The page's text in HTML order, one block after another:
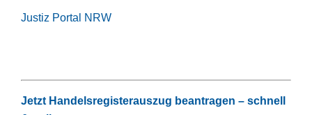
Justiz Portal NRW
Jetzt Handelsregisterauszug beantragen – schnell